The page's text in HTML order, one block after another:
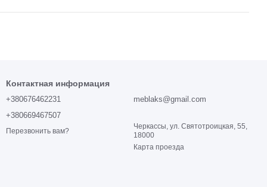
Контактная информация
+380676462231
+380669467507
Перезвонить вам?
meblaks@gmail.com
Черкассы, ул. Святотроицкая, 55,
18000
Карта проезда